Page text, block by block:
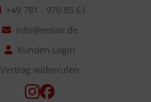
+49 781 - 970 85 61
info@ensav.de
Kunden Login
Vertrag widerrufen
InstagramFacebook